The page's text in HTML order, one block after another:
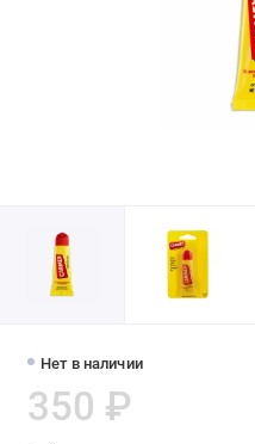
Нет в наличии
350 ₽